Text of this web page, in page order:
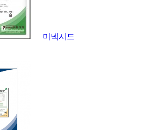
미넥시드